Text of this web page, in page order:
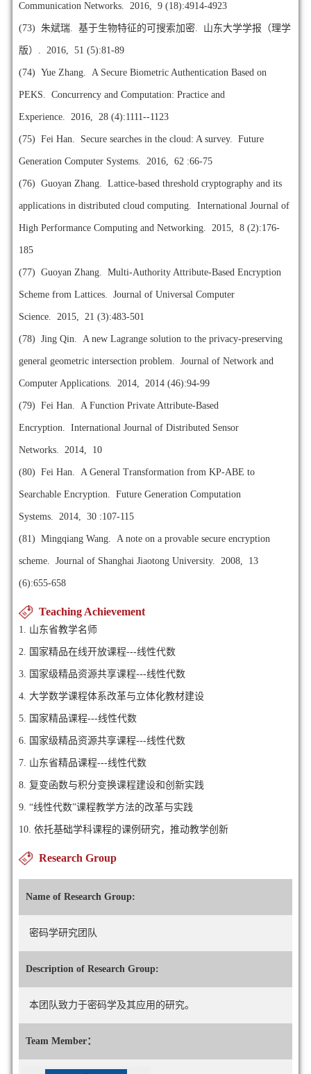
Communication Networks. 2016, 9 (18):4914-4923
(73) 朱斌瑞. 基于生物特征的可搜索加密. 山东大学学报（理学
版）. 2016, 51 (5):81-89
(74) Yue Zhang. A Secure Biometric Authentication Based on
PEKS. Concurrency and Computation: Practice and
Experience. 2016, 28 (4):1111--1123
(75) Fei Han. Secure searches in the cloud: A survey. Future
Generation Computer Systems. 2016, 62 :66-75
(76) Guoyan Zhang. Lattice-based threshold cryptography and its
applications in distributed cloud computing. International Journal of
High Performance Computing and Networking. 2015, 8 (2):176-
185
(77) Guoyan Zhang. Multi-Authority Attribute-Based Encryption
Scheme from Lattices. Journal of Universal Computer
Science. 2015, 21 (3):483-501
(78) Jing Qin. A new Lagrange solution to the privacy-preserving
general geometric intersection problem. Journal of Network and
Computer Applications. 2014, 2014 (46):94-99
(79) Fei Han. A Function Private Attribute-Based
Encryption. International Journal of Distributed Sensor
Networks. 2014, 10
(80) Fei Han. A General Transformation from KP-ABE to
Searchable Encryption. Future Generation Computation
Systems. 2014, 30 :107-115
(81) Mingqiang Wang. A note on a provable secure encryption
scheme. Journal of Shanghai Jiaotong University. 2008, 13
(6):655-658
Teaching Achievement
1. 山东省教学名师
2. 国家精品在线开放课程---线性代数
3. 国家级精品资源共享课程---线性代数
4. 大学数学课程体系改革与立体化教材建设
5. 国家精品课程---线性代数
6. 国家级精品资源共享课程---线性代数
7. 山东省精品课程---线性代数
8. 复变函数与积分变换课程建设和创新实践
9. “线性代数”课程教学方法的改革与实践
10. 依托基础学科课程的课例研究，推动教学创新
Research Group
Name of Research Group:
密码学研究团队
Description of Research Group:
本团队致力于密码学及其应用的研究。
Team Member：